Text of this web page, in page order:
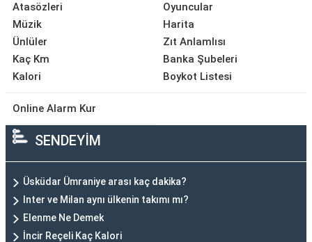
Atasözleri
Müzik
Ünlüler
Kaç Km
Kalori
Oyuncular
Harita
Zıt Anlamlısı
Banka Şubeleri
Boykot Listesi
Online Alarm Kur
SENDEYİM
Üsküdar Ümraniye arası kaç dakika?
Inter ve Milan aynı ülkenin takımı mı?
Elenme Ne Demek
İncir Reçeli Kaç Kalori